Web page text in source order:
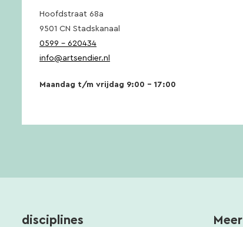
Hoofdstraat 68a
9501 CN Stadskanaal
0599 – 620434
info@artsendier.nl
Maandag t/m vrijdag 9:00 – 17:00
disciplines Meer